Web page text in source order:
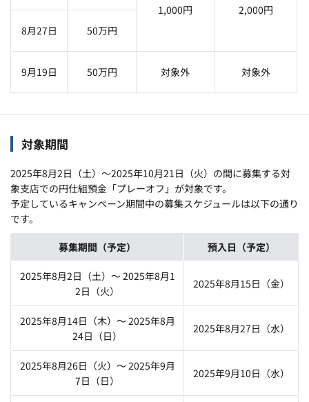
1,000円
2,000円
8月27日
50万円
9月19日 50万円 対象外 対象外
対象期間
2025年8月2日（土）～2025年10月21日（火）の間に募集する対
象支店での円仕組預金「プレーオフ」が対象です。
予定しているキャンペーン期間中の募集スケジュールは以下の通り
です。
募集期間（予定） 預入日（予定）
2025年8月2日（土）～ 2025年8月1
2日（火）
2025年8月15日（金）
2025年8月14日（木）～ 2025年8月
24日（日）
2025年8月27日（水）
2025年8月26日（火）～ 2025年9月
7日（日）
2025年9月10日（水）